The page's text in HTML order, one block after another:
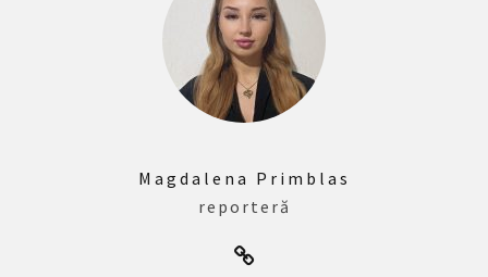
Magdalena Primblas
reporteră